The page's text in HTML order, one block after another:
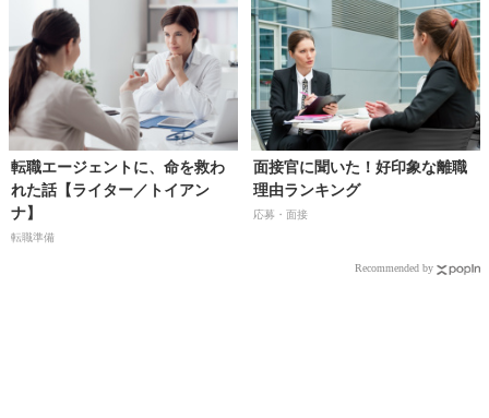
転職エージェントに、命を救わ
れた話【ライター／トイアン
ナ】
転職準備
面接官に聞いた！好印象な離職
理由ランキング
応募・面接
Recommended by